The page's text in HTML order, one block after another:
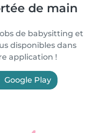
de main
de babysitting et
disponibles dans
application !
Google Play